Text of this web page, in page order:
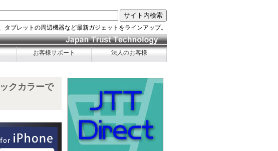
タブレットの周辺機器など最新ガジェットをラインアップ。
お客様サポート 法人のお客様
クカラーで